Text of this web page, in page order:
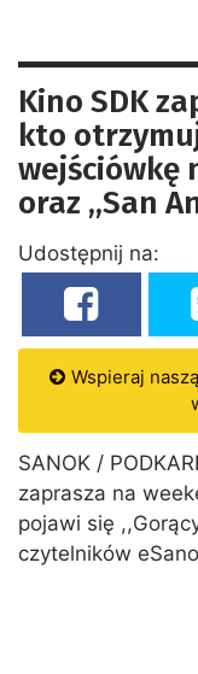
Kino SDK
kto
wejściówkę
oraz ,,San
Udostępnij na:
Wspieraj
SANOK /
zaprasza na
pojawi się
czytelników